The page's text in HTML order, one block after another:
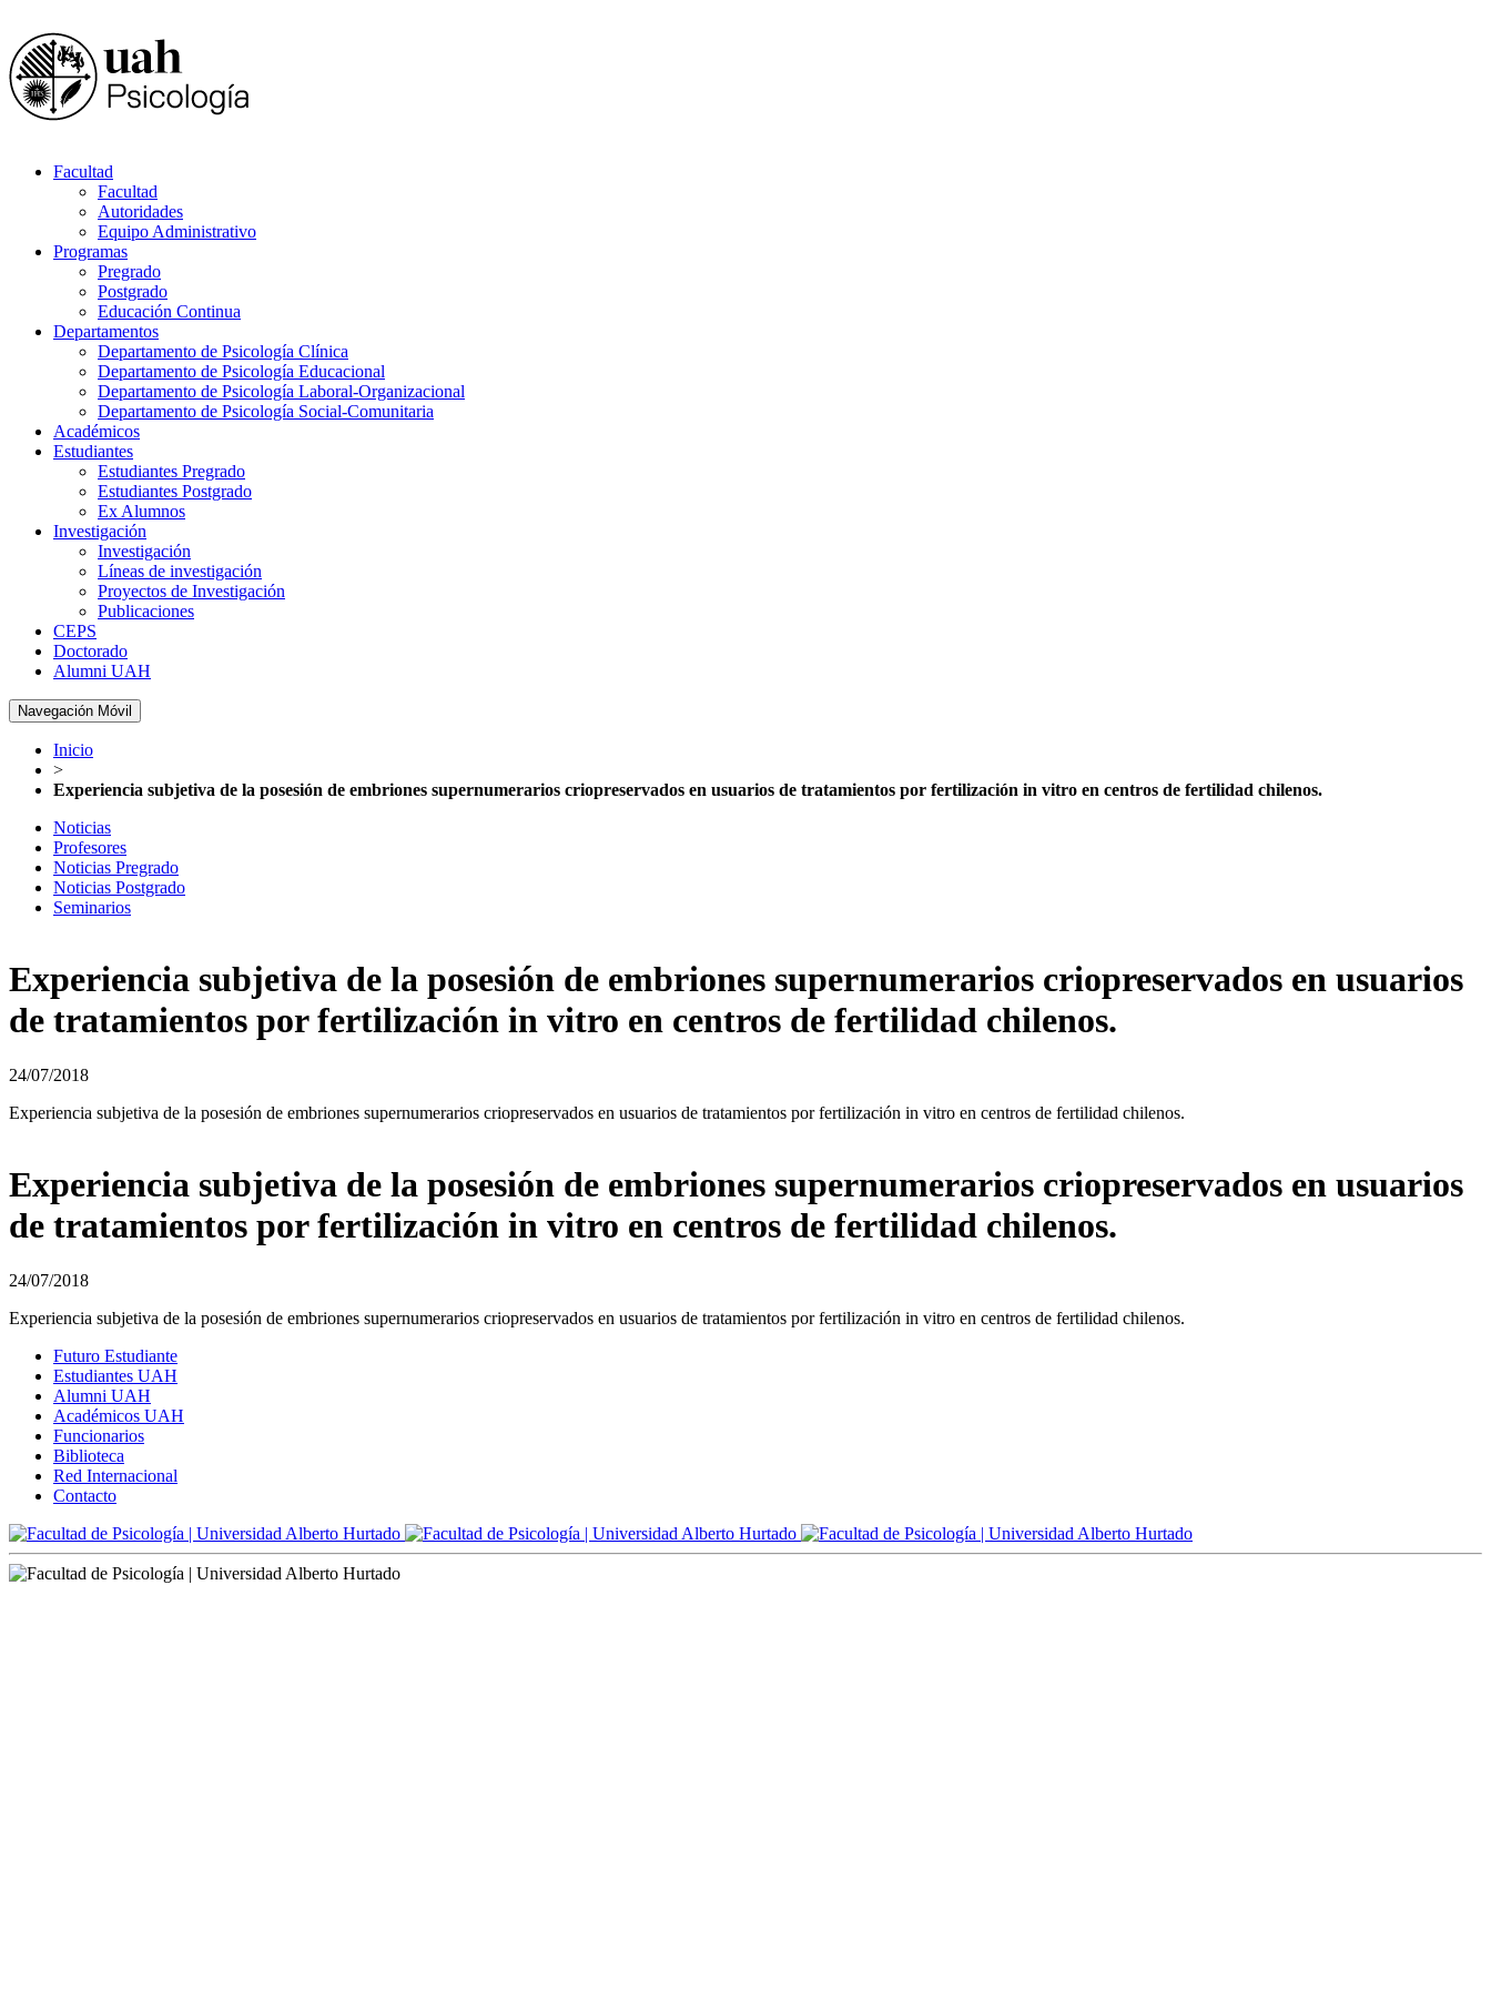
Facultad
Facultad
Autoridades
Equipo Administrativo
Programas
Pregrado
Postgrado
Educación Continua
Departamentos
Departamento de Psicología Clínica
Departamento de Psicología Educacional
Departamento de Psicología Laboral-Organizacional
Departamento de Psicología Social-Comunitaria
Académicos
Estudiantes
Estudiantes Pregrado
Estudiantes Postgrado
Ex Alumnos
Investigación
Investigación
Líneas de investigación
Proyectos de Investigación
Publicaciones
CEPS
Doctorado
Alumni UAH
Navegación Móvil
Inicio
>
Experiencia subjetiva de la posesión de embriones supernumerarios criopreservados en usuarios de tratamientos por fertilización in vitro en centros de fertilidad chilenos.
Noticias
Profesores
Noticias Pregrado
Noticias Postgrado
Seminarios
Experiencia subjetiva de la posesión de embriones supernumerarios criopreservados en usuarios
de tratamientos por fertilización in vitro en centros de fertilidad chilenos.
24/07/2018
Experiencia subjetiva de la posesión de embriones supernumerarios criopreservados en usuarios de tratamientos por fertilización in vitro en centros de fertilidad chilenos.
Experiencia subjetiva de la posesión de embriones supernumerarios criopreservados en usuarios
de tratamientos por fertilización in vitro en centros de fertilidad chilenos.
24/07/2018
Experiencia subjetiva de la posesión de embriones supernumerarios criopreservados en usuarios de tratamientos por fertilización in vitro en centros de fertilidad chilenos.
Futuro Estudiante
Estudiantes UAH
Alumni UAH
Académicos UAH
Funcionarios
Biblioteca
Red Internacional
Contacto